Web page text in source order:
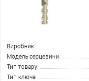
Виробник
Модель серцевини
Тип товару
Тип ключа